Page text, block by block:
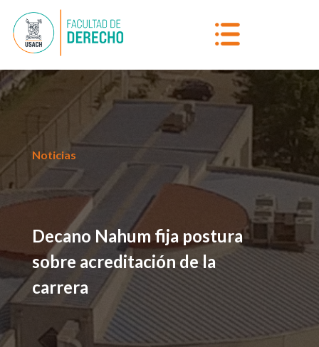
Noticias
Decano Nahum fija postura
sobre acreditación de la
carrera